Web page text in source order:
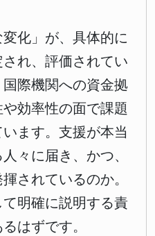
化」が、具体的に
れ、評価されてい
際機関への資金拠
効率性の面で課題
ます。支援が本当
々に届き、かつ、
されているのか。
明確に説明する責
はずです。